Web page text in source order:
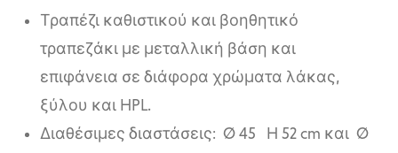
Τραπέζι καθιστικού και βοηθητικό
τραπεζάκι με μεταλλική βάση και
επιφάνεια σε διάφορα χρώματα λάκας,
ξύλου και HPL.
Διαθέσιμες διαστάσεις: Ø 45 H 52 cm και Ø